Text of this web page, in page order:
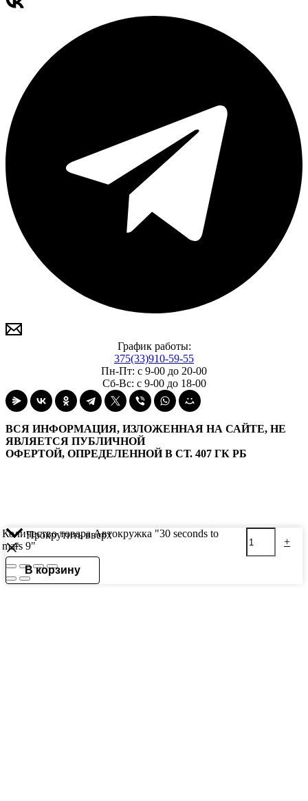
График работы:
375(33)910-59-55
Пн-Пт: с 9-00 до 20-00
Сб-Вс: с 9-00 до 18-00
ВСЯ ИНФОРМАЦИЯ, ИЗЛОЖЕННАЯ НА САЙТЕ, НЕ
ЯВЛЯЕТСЯ ПУБЛИЧНОЙ
ОФЕРТОЙ, ОПРЕДЕЛЕННОЙ В СТ. 407 ГК РБ
-
Количество товара Автокружка "30 seconds to
mars 9"
+
В корзину
Прокрутить вверх